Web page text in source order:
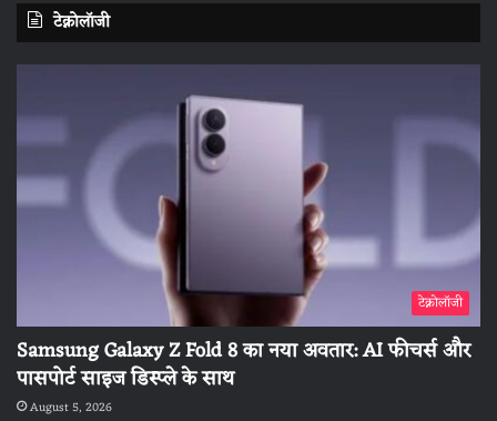
टेक्नोलॉजी
टेक्नोलॉजी
Samsung Galaxy Z Fold 8 का नया अवतार: AI फीचर्स और
पासपोर्ट साइज डिस्प्ले के साथ
August 5, 2026